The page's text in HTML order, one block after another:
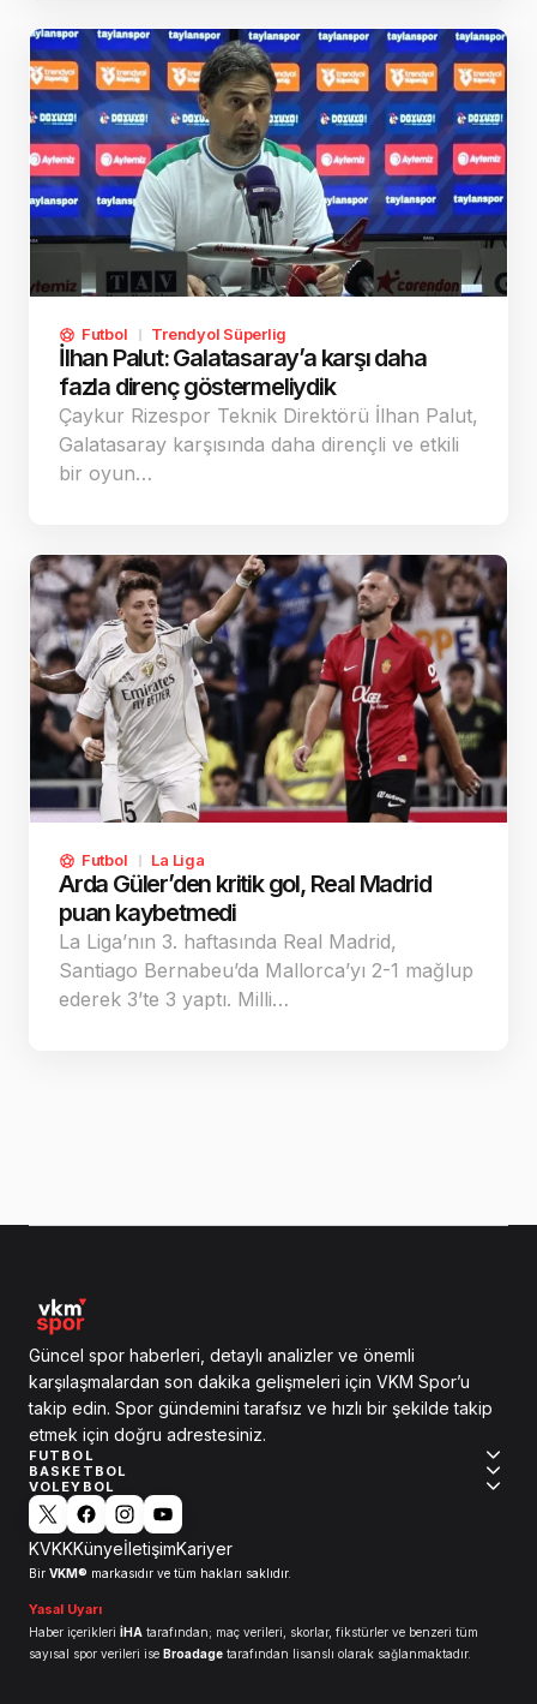
Futbol Trendyol Süperlig
İlhan Palut: Galatasaray’a karşı daha
fazla direnç göstermeliydik
Çaykur Rizespor Teknik Direktörü İlhan Palut,
Galatasaray karşısında daha dirençli ve etkili
bir oyun…
Futbol La Liga
Arda Güler’den kritik gol, Real Madrid
puan kaybetmedi
La Liga’nın 3. haftasında Real Madrid,
Santiago Bernabeu’da Mallorca’yı 2-1 mağlup
ederek 3’te 3 yaptı. Milli…
Güncel spor haberleri, detaylı analizler ve önemli
karşılaşmalardan son dakika gelişmeleri için VKM Spor’u
takip edin. Spor gündemini tarafsız ve hızlı bir şekilde takip
etmek için doğru adrestesiniz.
FUTBOL
BASKETBOL
VOLEYBOL
KVKKKünyeİletişimKariyer
Bir VKM® markasıdır ve tüm hakları saklıdır.
Yasal Uyarı
Haber içerikleri İHA tarafından; maç verileri, skorlar, fikstürler ve benzeri tüm
sayısal spor verileri ise Broadage tarafından lisanslı olarak sağlanmaktadır.